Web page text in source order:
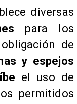
diversas
para los
de
y espejos
el uso de
permitidos